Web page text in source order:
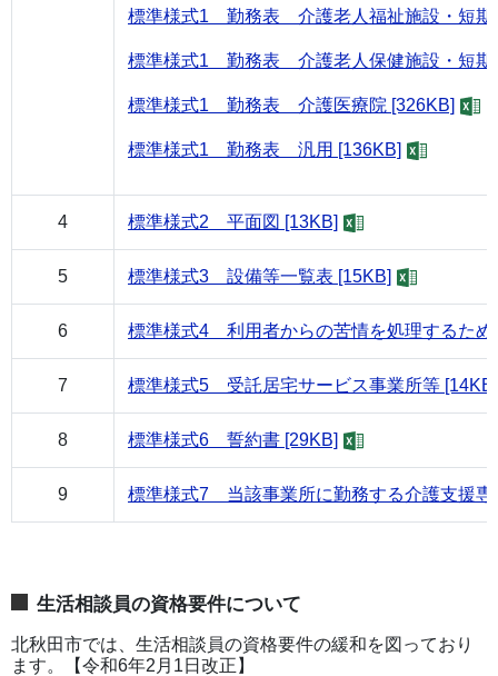
標準様式1 勤務表 介護老人福祉施設・短期
標準様式1 勤務表 介護老人保健施設・短期
標準様式1 勤務表 介護医療院 [326KB]
標準様式1 勤務表 汎用 [136KB]
4 標準様式2 平面図 [13KB]
5 標準様式3 設備等一覧表 [15KB]
6 標準様式4 利用者からの苦情を処理するため
7 標準様式5 受託居宅サービス事業所等 [14KB]
8 標準様式6 誓約書 [29KB]
9 標準様式7 当該事業所に勤務する介護支援専
生活相談員の資格要件について
北秋田市では、生活相談員の資格要件の緩和を図っており
ます。【令和6年2月1日改正】